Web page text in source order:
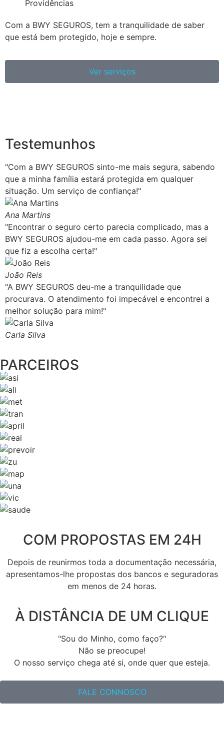
Providências
Com a BWY SEGUROS, tem a tranquilidade de saber
que está bem protegido, hoje e sempre.
Ver serviços
Testemunhos
"Com a BWY SEGUROS sinto-me mais segura, sabendo
que a minha família estará protegida em qualquer
situação. Um serviço de confiança!"
Ana Martins
"Encontrar o seguro certo parecia complicado, mas a
BWY SEGUROS ajudou-me em cada passo. Agora sei
que fiz a escolha certa!"
João Reis
"A BWY SEGUROS deu-me a tranquilidade que
procurava. O atendimento foi impecável e encontrei a
melhor solução para mim!"
Carla Silva
PARCEIROS
COM PROPOSTAS EM 24H
Depois de reunirmos toda a documentação necessária,
apresentamos-lhe propostas dos bancos e seguradoras
em menos de 24 horas.
À DISTÂNCIA DE UM CLIQUE
"Sou do Minho, como faço?"
Não se preocupe!
O nosso serviço chega até si, onde quer que esteja.
FALE CONNOSCO